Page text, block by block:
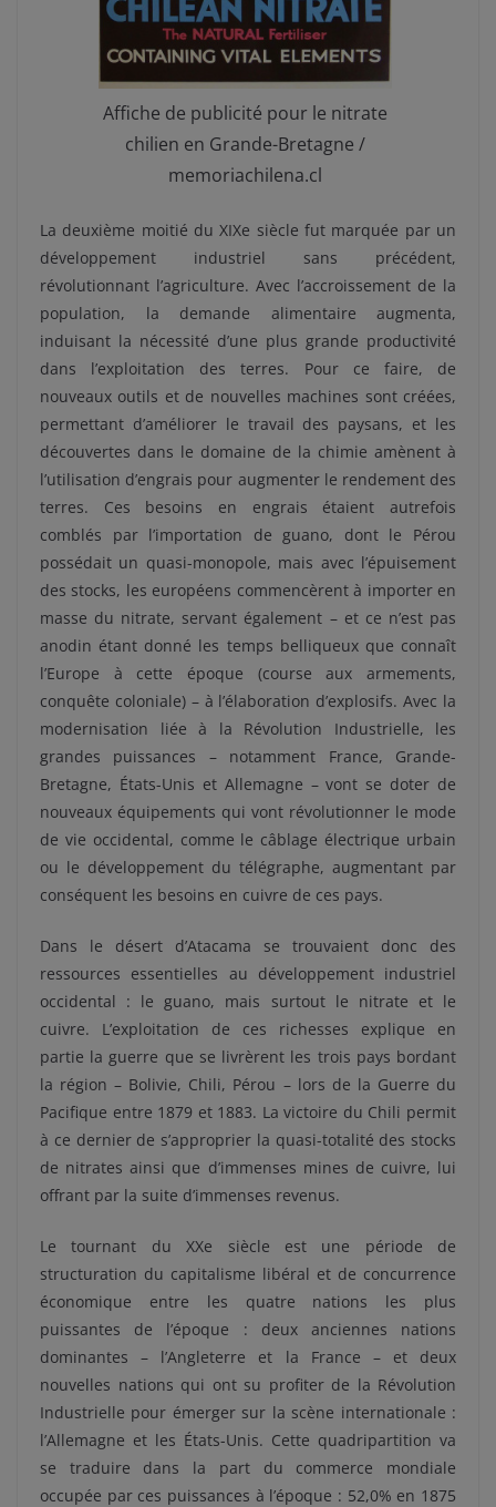
Affiche de publicité pour le nitrate
chilien en Grande-Bretagne /
memoriachilena.cl
La deuxième moitié du XIXe siècle fut marquée par un
développement industriel sans précédent,
révolutionnant l’agriculture. Avec l’accroissement de la
population, la demande alimentaire augmenta,
induisant la nécessité d’une plus grande productivité
dans l’exploitation des terres. Pour ce faire, de
nouveaux outils et de nouvelles machines sont créées,
permettant d’améliorer le travail des paysans, et les
découvertes dans le domaine de la chimie amènent à
l’utilisation d’engrais pour augmenter le rendement des
terres. Ces besoins en engrais étaient autrefois
comblés par l’importation de guano, dont le Pérou
possédait un quasi-monopole, mais avec l’épuisement
des stocks, les européens commencèrent à importer en
masse du nitrate, servant également – et ce n’est pas
anodin étant donné les temps belliqueux que connaît
l’Europe à cette époque (course aux armements,
conquête coloniale) – à l’élaboration d’explosifs. Avec la
modernisation liée à la Révolution Industrielle, les
grandes puissances – notamment France, Grande-
Bretagne, États-Unis et Allemagne – vont se doter de
nouveaux équipements qui vont révolutionner le mode
de vie occidental, comme le câblage électrique urbain
ou le développement du télégraphe, augmentant par
conséquent les besoins en cuivre de ces pays.
Dans le désert d’Atacama se trouvaient donc des
ressources essentielles au développement industriel
occidental : le guano, mais surtout le nitrate et le
cuivre. L’exploitation de ces richesses explique en
partie la guerre que se livrèrent les trois pays bordant
la région – Bolivie, Chili, Pérou – lors de la Guerre du
Pacifique entre 1879 et 1883. La victoire du Chili permit
à ce dernier de s’approprier la quasi-totalité des stocks
de nitrates ainsi que d’immenses mines de cuivre, lui
offrant par la suite d’immenses revenus.
Le tournant du XXe siècle est une période de
structuration du capitalisme libéral et de concurrence
économique entre les quatre nations les plus
puissantes de l’époque : deux anciennes nations
dominantes – l’Angleterre et la France – et deux
nouvelles nations qui ont su profiter de la Révolution
Industrielle pour émerger sur la scène internationale :
l’Allemagne et les États-Unis. Cette quadripartition va
se traduire dans la part du commerce mondiale
occupée par ces puissances à l’époque : 52,0% en 1875